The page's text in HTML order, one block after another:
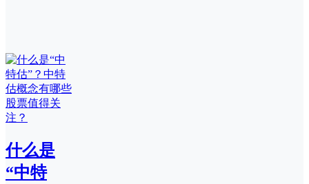
什么是
“中特